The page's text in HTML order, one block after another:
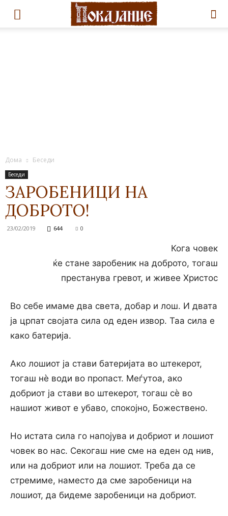
Дома Беседи
Беседи
ЗАРОБЕНИЦИ НА
ДОБРОТО!
23/02/2019 644 0
Кога човек
ќе стане заробеник на доброто, тогаш
престанува гревот, и живее Христос
Bo себе имаме два света, добар и лош. И двата
ја црпат својата сила од еден извор. Таа сила е
како батерија.
Ако лошиот ја стави батеријата во штекерот,
тогаш нѐ води во пропаст. Меѓутоа, ако
добриот ја стави во штекерот, тогаш сѐ во
нашиот живот е убаво, спокојно, Божествено.
Но истата сила го напојува и добриот и лошиот
човек во нас. Секогаш ние сме на еден од нив,
или на добриот или на лошиот. Треба да се
стремиме, наместо да сме заробеници на
лошиот, да бидеме заробеници на добриот.